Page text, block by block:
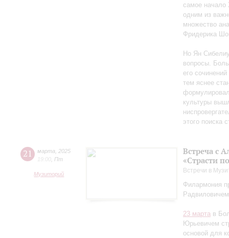
самое начало
одним из
множество
Фридерика
Но Ян
вопросы.
его
тем яснее
культуры
этого поиска
21 марта
2025
19:00 Пт
Музиторий
Встреча с
«Страсти
Встречи в
Филармония
23 марта в
Юрьевичем
основой для